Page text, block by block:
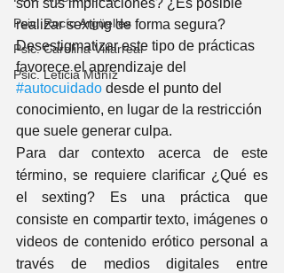
Psic. Rocío Argüelles
Psic. Carolina Villarreal
Psic. Leticia Muñíz
son sus implicaciones? ¿Es posible
realizar sexting de forma segura?
Desestigmatizar este tipo de prácticas
favorece el aprendizaje del
#autocuidado desde el punto del
conocimiento, en lugar de la restricción
que suele generar culpa.
Para dar contexto acerca de este
término, se requiere clarificar ¿Qué es
el sexting? Es una práctica que
consiste en compartir texto, imágenes o
videos de contenido erótico personal a
través de medios digitales entre